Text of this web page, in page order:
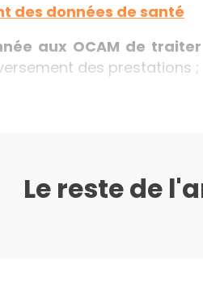
des données de santé
aux OCAM de
des prestations ;
Le reste de